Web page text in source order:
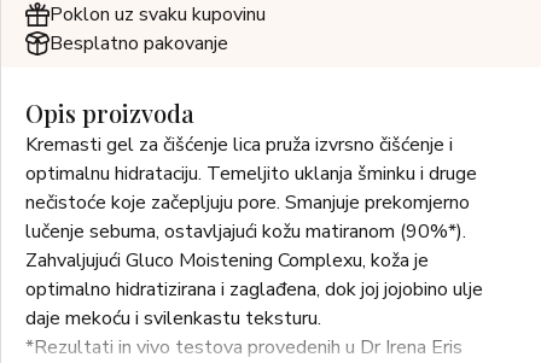
Poklon uz svaku kupovinu
Besplatno pakovanje
Opis proizvoda
Kremasti gel za čišćenje lica pruža izvrsno čišćenje i
optimalnu hidrataciju. Temeljito uklanja šminku i druge
nečistoće koje začepljuju pore. Smanjuje prekomjerno
lučenje sebuma, ostavljajući kožu matiranom (90%*).
Zahvaljujući Gluco Moistening Complexu, koža je
optimalno hidratizirana i zaglađena, dok joj jojobino ulje
daje mekoću i svilenkastu teksturu.
*Rezultati in vivo testova provedenih u Dr Irena Eris